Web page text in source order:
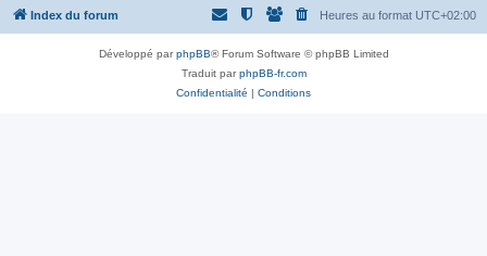
Index du forum Heures au format UTC+02:00
Développé parphpBB® Forum Software © phpBB Limited
Traduit parphpBB-fr.com
Confidentialité | Conditions